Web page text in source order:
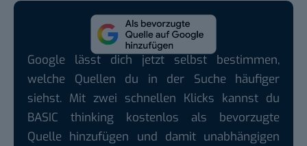
Google lässt dich jetzt selbst bestimmen,
welche Quellen du in der Suche häufiger
siehst. Mit zwei schnellen Klicks kannst du
BASIC thinking kostenlos als bevorzugte
Quelle hinzufügen und damit unabhängigen